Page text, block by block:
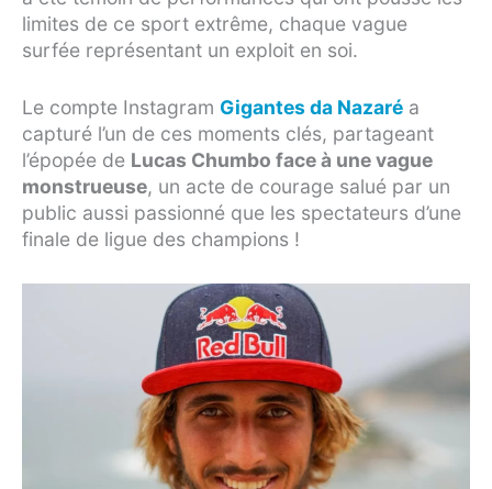
limites de ce sport extrême, chaque vague
surfée représentant un exploit en soi.
Le compte Instagram Gigantes da Nazaré a
capturé l’un de ces moments clés, partageant
l’épopée de Lucas Chumbo face à une vague
monstrueuse, un acte de courage salué par un
public aussi passionné que les spectateurs d’une
finale de ligue des champions !